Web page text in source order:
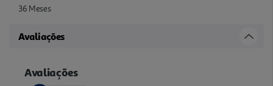
36 Meses
Avaliações